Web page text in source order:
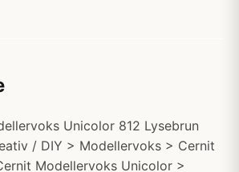
Unicolor 812 Lysebrun
/ DIY > Modellervoks > Cernit
Modellervoks Unicolor >